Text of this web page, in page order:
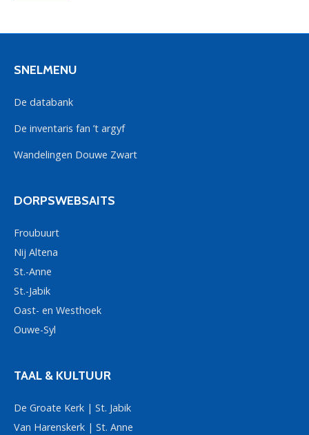
SNELMENU
De databank
De inventaris fan ’t argyf
Wandelingen Douwe Zwart
DORPSWEBSAITS
Froubuurt
Nij Altena
St.-Anne
St.-Jabik
Oast- en Westhoek
Ouwe-Syl
TAAL & KULTUUR
De Groate Kerk | St. Jabik
Van Harenskerk | St. Anne